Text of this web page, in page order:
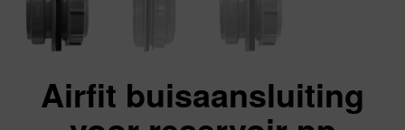
Airfit buisaansluiting